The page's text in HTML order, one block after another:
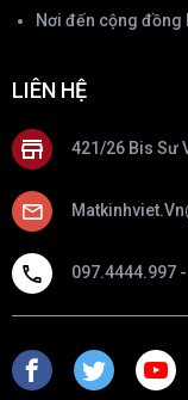
Nơi đến cộng đồng
LIÊN HỆ
421/26 Bis Sư
097.4444.997